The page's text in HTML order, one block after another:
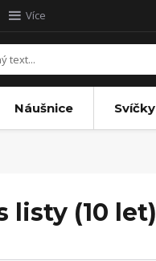
Více
Náušnice Svíčky
listy (10 let)